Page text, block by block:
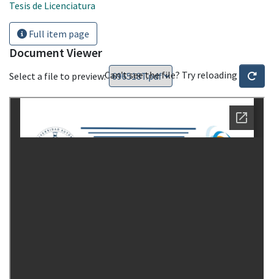
Tesis de Licenciatura
Full item page
Document Viewer
Select a file to preview:Can't see the file? Try reloading